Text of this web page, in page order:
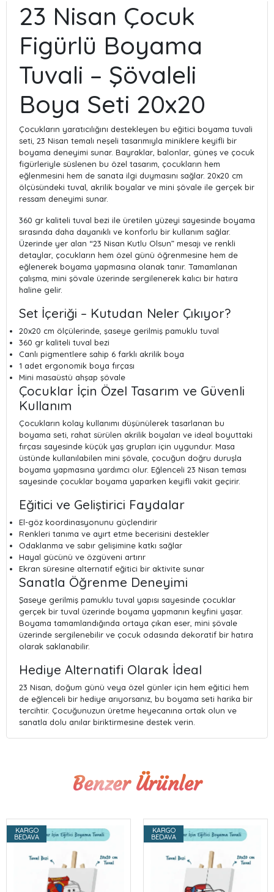
23 Nisan Çocuk
Figürlü Boyama
Tuvali – Şövaleli
Boya Seti 20x20
Çocukların yaratıcılığını destekleyen bu eğitici boyama tuvali
seti, 23 Nisan temalı neşeli tasarımıyla miniklere keyifli bir
boyama deneyimi sunar. Bayraklar, balonlar, güneş ve çocuk
figürleriyle süslenen bu özel tasarım, çocukların hem
eğlenmesini hem de sanata ilgi duymasını sağlar. 20x20 cm
ölçüsündeki tuval, akrilik boyalar ve mini şövale ile gerçek bir
ressam deneyimi sunar.
360 gr kaliteli tuval bezi ile üretilen yüzeyi sayesinde boyama
sırasında daha dayanıklı ve konforlu bir kullanım sağlar.
Üzerinde yer alan “23 Nisan Kutlu Olsun” mesajı ve renkli
detaylar, çocukların hem özel günü öğrenmesine hem de
eğlenerek boyama yapmasına olanak tanır. Tamamlanan
çalışma, mini şövale üzerinde sergilenerek kalıcı bir hatıra
haline gelir.
Set İçeriği – Kutudan Neler Çıkıyor?
20x20 cm ölçülerinde, şaseye gerilmiş pamuklu tuval
360 gr kaliteli tuval bezi
Canlı pigmentlere sahip 6 farklı akrilik boya
1 adet ergonomik boya fırçası
Mini masaüstü ahşap şövale
Çocuklar İçin Özel Tasarım ve Güvenli
Kullanım
Çocukların kolay kullanımı düşünülerek tasarlanan bu
boyama seti, rahat sürülen akrilik boyaları ve ideal boyuttaki
fırçası sayesinde küçük yaş grupları için uygundur. Masa
üstünde kullanılabilen mini şövale, çocuğun doğru duruşla
boyama yapmasına yardımcı olur. Eğlenceli 23 Nisan teması
sayesinde çocuklar boyama yaparken keyifli vakit geçirir.
Eğitici ve Geliştirici Faydalar
El-göz koordinasyonunu güçlendirir
Renkleri tanıma ve ayırt etme becerisini destekler
Odaklanma ve sabır gelişimine katkı sağlar
Hayal gücünü ve özgüveni artırır
Ekran süresine alternatif eğitici bir aktivite sunar
Sanatla Öğrenme Deneyimi
Şaseye gerilmiş pamuklu tuval yapısı sayesinde çocuklar
gerçek bir tuval üzerinde boyama yapmanın keyfini yaşar.
Boyama tamamlandığında ortaya çıkan eser, mini şövale
üzerinde sergilenebilir ve çocuk odasında dekoratif bir hatıra
olarak saklanabilir.
Hediye Alternatifi Olarak İdeal
23 Nisan, doğum günü veya özel günler için hem eğitici hem
de eğlenceli bir hediye arıyorsanız, bu boyama seti harika bir
tercihtir. Çocuğunuzun üretme heyecanına ortak olun ve
sanatla dolu anılar biriktirmesine destek verin.
Benzer Ürünler
KARGO
BEDAVA
KARGO
BEDAVA